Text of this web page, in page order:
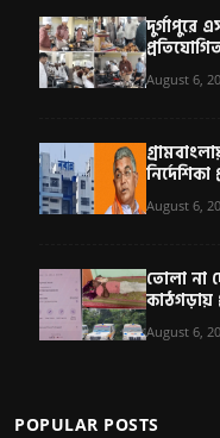
দুর্গাপুরে
August 6,
August 6,
তোলা না
কাঠগড়ায়
August 6,
POPULAR POSTS